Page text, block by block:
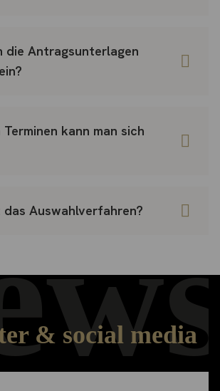
die Antragsunterlagen
kann man sich
Auswahlverfahren?
& social media